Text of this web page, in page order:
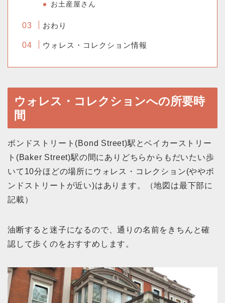
お土産屋さん
おわり
ウォレス・コレクション情報
ウォレス・コレクションへの所要時
間
ボンドストリート(Bond Street)駅とベイカーストリー
ト(Baker Street)駅の間にありどちらからもだいたい歩
いて10分ほどの場所にウォレス・コレクション(ややボ
ンドストリートが近い)はあります。（地図は最下部に
記載）
油断すると迷子になるので、通りの名前をきちんと確
認して歩くのをおすすめします。